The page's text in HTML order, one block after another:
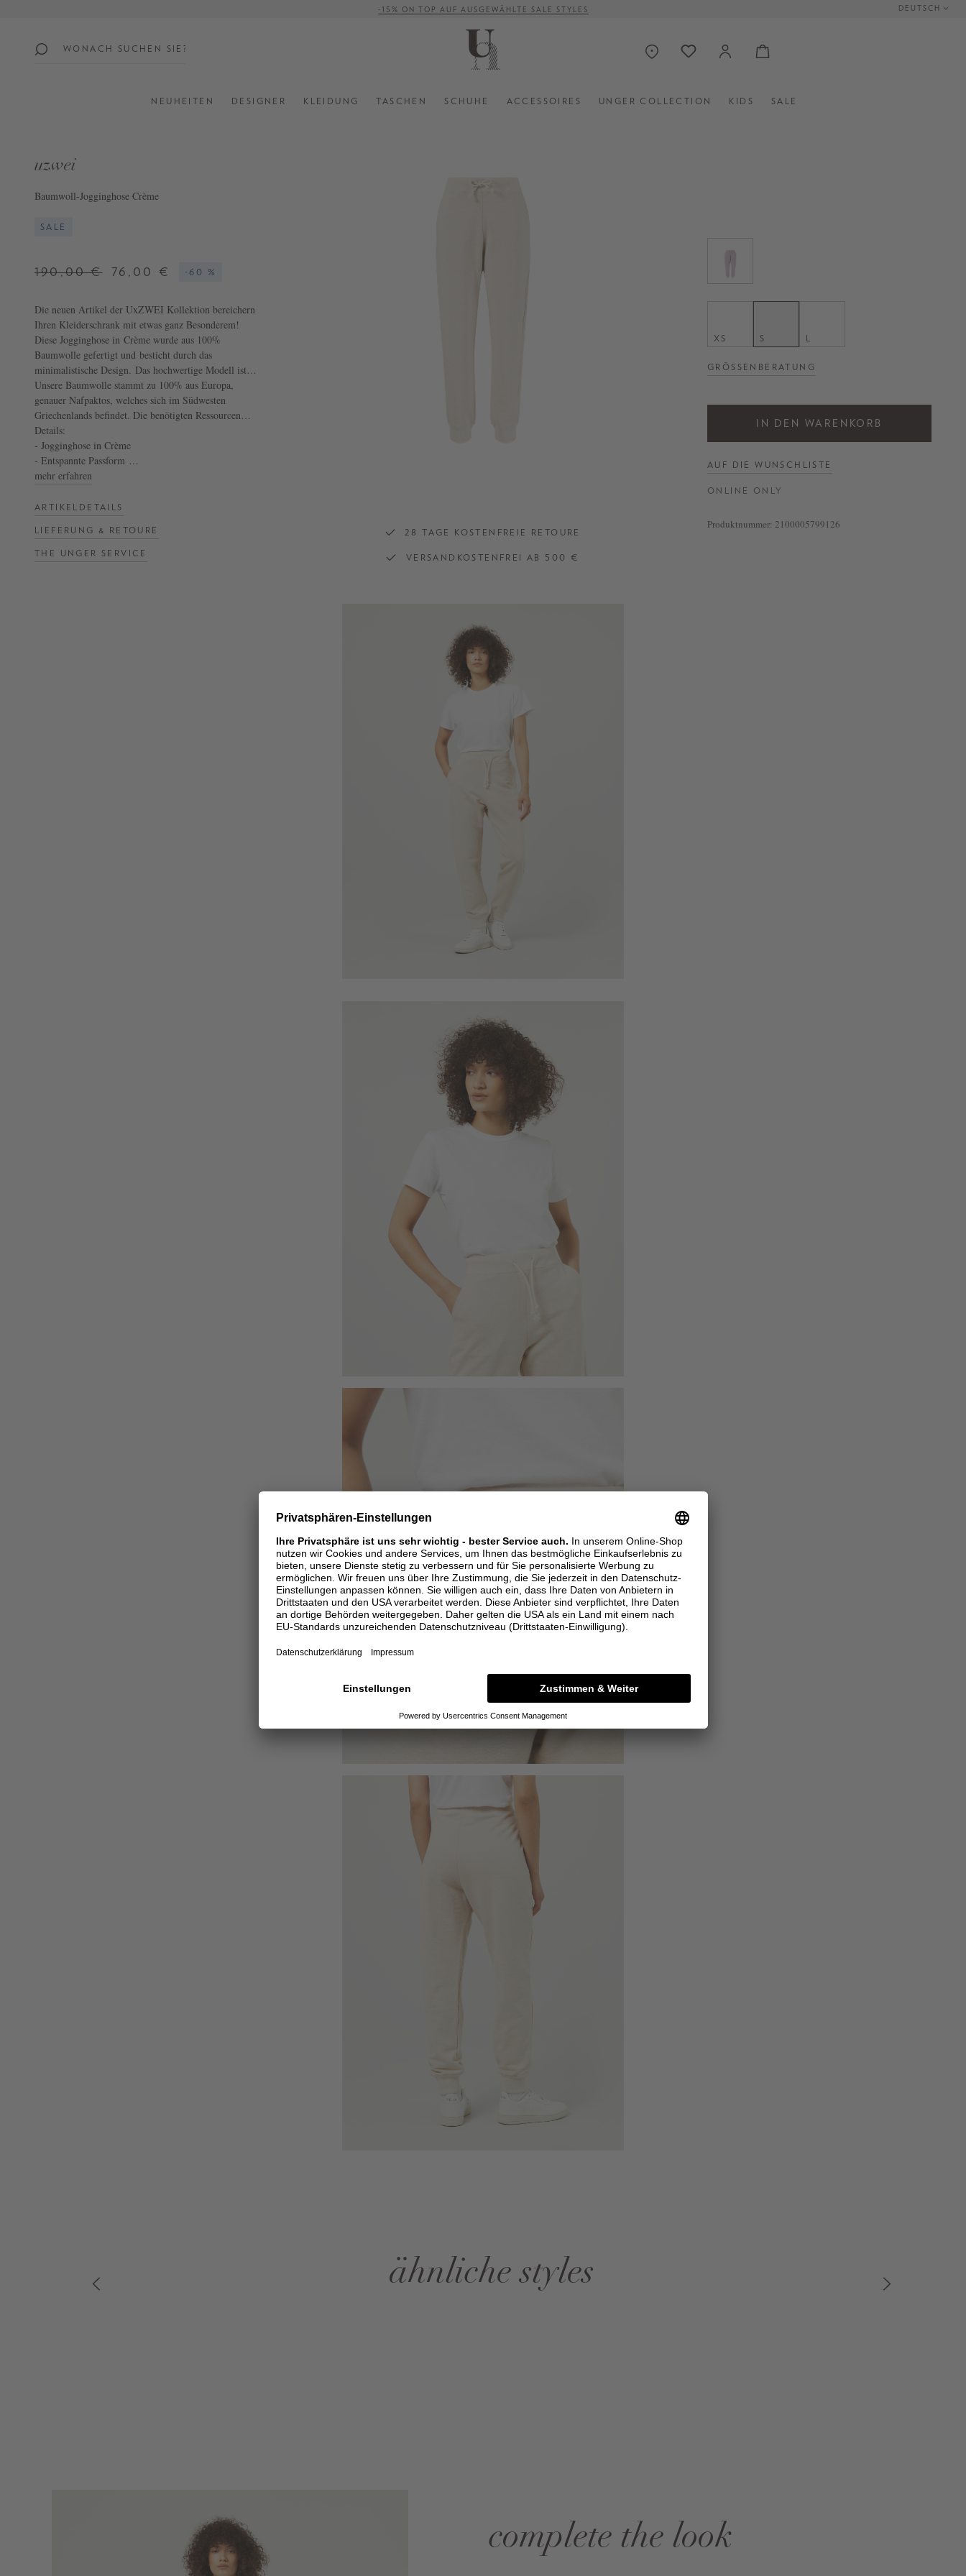
-15% ON TOP AUF AUSGEWÄHLTE SALE STYLES DEUTSCH
UP
60%
ALL
STYLES
NOW
LIVE:
UNGER
COLLECTION
F/W
26
NEUHEITEN DESIGNER KLEIDUNG TASCHEN SCHUHE ACCESSOIRES UNGER COLLECTION KIDS SALE
uzwei
Baumwoll-Jogginghose Crème
SALE
190,00 € 76,00 € -60 %
Die neuen Artikel der UxZWEI Kollektion bereichern
Ihren Kleiderschrank mit etwas ganz Besonderem!
Diese Jogginghose in Crème wurde aus 100%
Baumwolle gefertigt und besticht durch das
minimalistische Design. Das hochwertige Modell ist
mit einer schmal zulaufenden Passform versehen,
welche von engen Strickbündchen und einem
formgebenden Tunnelzug definiert wird. Die seitlichen
Eingrifftaschen perfektionieren diesen legeren Look
und schaffen einen stimmigen Abschluss.
Unsere Baumwolle stammt zu 100% aus Europa,
genauer Nafpaktos, welches sich im Südwesten
Griechenlands befindet. Die benötigten Ressourcen
werden bei den Bauern vor Ort eingekauft, in einer
lokalen Spinnerei gekämmt und letztlich versponnen.
Anschließend werden die Materialien in Deutschland
auf originalen Rundwirkmaschinen gefertigt, wodurch
erhalten.
Details:
- Jogginghose in Crème
- Entspannte Passform
- Strickbündchen
- Seitliche Eingrifftaschen
- Hergestellt in Deutschland
mehr erfahren
ARTIKELDETAILS
LIEFERUNG & RETOURE
THE UNGER SERVICE
28 TAGE KOSTENFREIE RETOURE
VERSANDKOSTENFREI AB 500 €
XS S L
GRÖSSENBERATUNG
IN DEN WARENKORB
AUF DIE WUNSCHLISTE
ONLINE ONLY
Produktnummer: 2100005799126
ähnliche styles
complete the look